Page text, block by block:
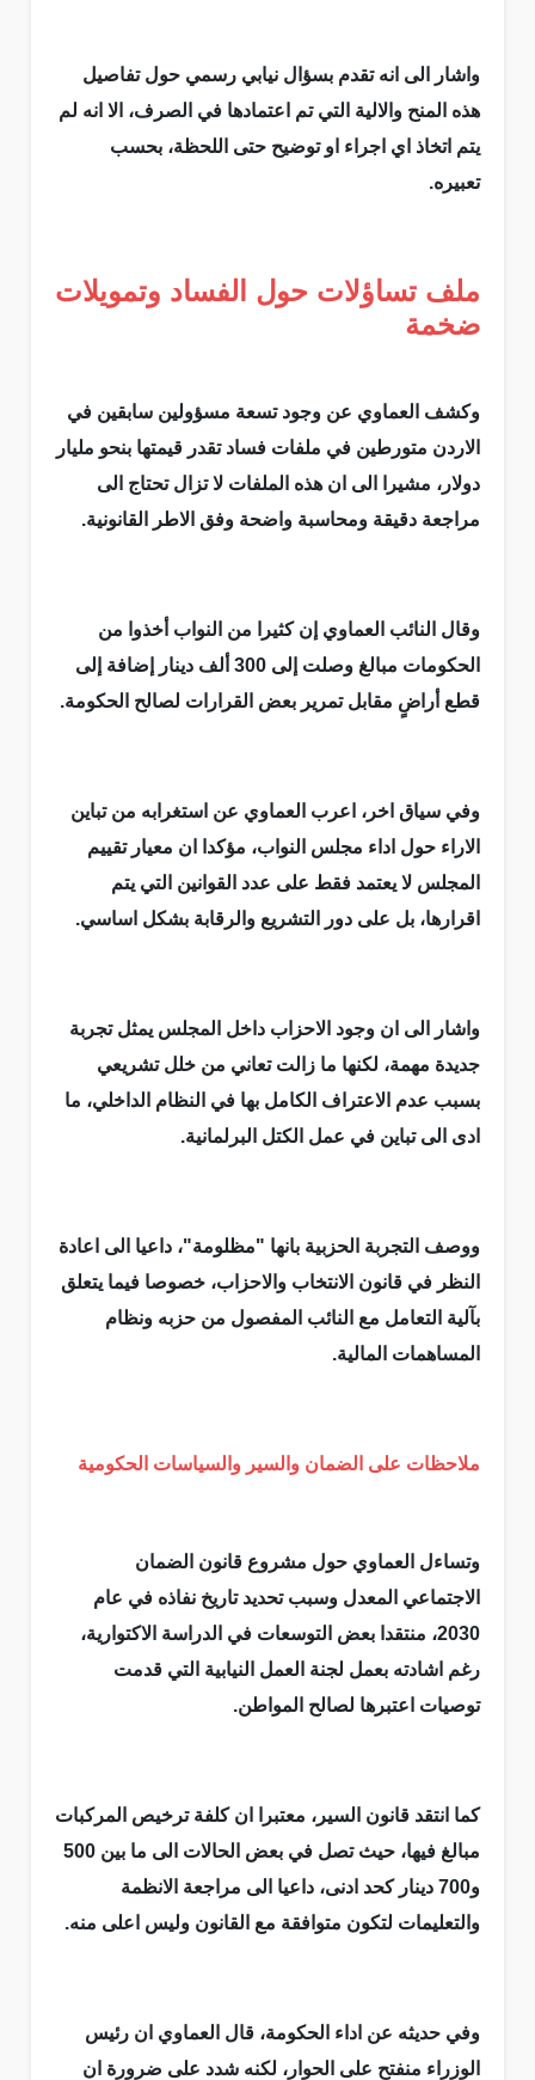
واشار الى انه تقدم بسؤال نيابي رسمي حول تفاصيل
هذه المنح والالية التي تم اعتمادها في الصرف، الا انه لم
يتم اتخاذ اي اجراء او توضيح حتى اللحظة، بحسب
تعبيره.
ملف تساؤلات حول الفساد وتمويلات
ضخمة
وكشف العماوي عن وجود تسعة مسؤولين سابقين في
الاردن متورطين في ملفات فساد تقدر قيمتها بنحو مليار
دولار، مشيرا الى ان هذه الملفات لا تزال تحتاج الى
مراجعة دقيقة ومحاسبة واضحة وفق الاطر القانونية.
وقال النائب العماوي إن كثيرا من النواب أخذوا من
الحكومات مبالغ وصلت إلى 300 ألف دينار إضافة إلى
قطع أراضٍ مقابل تمرير بعض القرارات لصالح الحكومة.
وفي سياق اخر، اعرب العماوي عن استغرابه من تباين
الاراء حول اداء مجلس النواب، مؤكدا ان معيار تقييم
المجلس لا يعتمد فقط على عدد القوانين التي يتم
اقرارها، بل على دور التشريع والرقابة بشكل اساسي.
واشار الى ان وجود الاحزاب داخل المجلس يمثل تجربة
جديدة مهمة، لكنها ما زالت تعاني من خلل تشريعي
بسبب عدم الاعتراف الكامل بها في النظام الداخلي، ما
ادى الى تباين في عمل الكتل البرلمانية.
ووصف التجربة الحزبية بانها "مظلومة"، داعيا الى اعادة
النظر في قانون الانتخاب والاحزاب، خصوصا فيما يتعلق
بآلية التعامل مع النائب المفصول من حزبه ونظام
المساهمات المالية.
ملاحظات على الضمان والسير والسياسات الحكومية
وتساءل العماوي حول مشروع قانون الضمان
الاجتماعي المعدل وسبب تحديد تاريخ نفاذه في عام
2030، منتقدا بعض التوسعات في الدراسة الاكتوارية،
رغم اشادته بعمل لجنة العمل النيابية التي قدمت
توصيات اعتبرها لصالح المواطن.
كما انتقد قانون السير، معتبرا ان كلفة ترخيص المركبات
مبالغ فيها، حيث تصل في بعض الحالات الى ما بين 500
و700 دينار كحد ادنى، داعيا الى مراجعة الانظمة
والتعليمات لتكون متوافقة مع القانون وليس اعلى منه.
وفي حديثه عن اداء الحكومة، قال العماوي ان رئيس
الوزراء منفتح على الحوار، لكنه شدد على ضرورة ان